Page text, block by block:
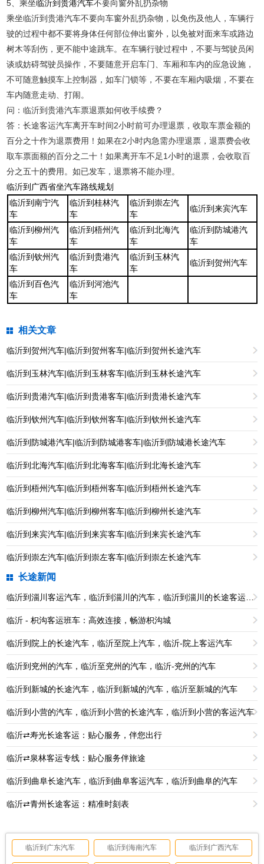
5、乘坐临沂到贵港汽车不要向窗外乱扔杂物
乘坐临沂到贵港汽车不要向车窗外乱扔杂物，以免伤及他人，车辆行
驶的过程中都不要将身体任何部位伸出窗外，以免被对面来车或路边
树木等刮伤，更不能中途跳车。在车辆行驶过程中，不要与驾驶员闲
谈或妨碍驾驶员操作，不要随意开启车门、车厢和车内的应急设施，
不可随意触摸车上控制器，如车门锁等，不要在车厢内吸烟，不要在
车内随意走动、打闹。
问：临沂到贵港汽车票退票如何收手续费？
答：长途客运汽车离开车时间2小时前可办理退票，收取车票金额的
百分之十作为退票费用！如果在2小时内急需办理退票，退票费会收
取车票面额的百分之二十！如果离开车不足1小时的退票，会收取百
分之五十的费用。如已发车，退票将不能办理。
临沂到广西省坐汽车路线规划
临沂到南宁汽
车
临沂到桂林汽
车
临沂到崇左汽
车
临沂到来宾汽车
临沂到柳州汽
车
临沂到梧州汽
车
临沂到北海汽
车
临沂到防城港汽
车
临沂到钦州汽
车
临沂到贵港汽
车
临沂到玉林汽
车
临沂到贺州汽车
临沂到百色汽
车
临沂到河池汽
车
相关文章
临沂到贺州汽车|临沂到贺州客车|临沂到贺州长途汽车
临沂到玉林汽车|临沂到玉林客车|临沂到玉林长途汽车
临沂到贵港汽车|临沂到贵港客车|临沂到贵港长途汽车
临沂到钦州汽车|临沂到钦州客车|临沂到钦州长途汽车
临沂到防城港汽车|临沂到防城港客车|临沂到防城港长途汽车
临沂到北海汽车|临沂到北海客车|临沂到北海长途汽车
临沂到梧州汽车|临沂到梧州客车|临沂到梧州长途汽车
临沂到柳州汽车|临沂到柳州客车|临沂到柳州长途汽车
临沂到来宾汽车|临沂到来宾客车|临沂到来宾长途汽车
临沂到崇左汽车|临沂到崇左客车|临沂到崇左长途汽车
长途新闻
临沂到淄川客运汽车，临沂到淄川的汽车，临沂到淄川的长途客运汽车
临沂 - 枳沟客运班车：高效连接，畅游枳沟城
临沂到院上的长途汽车，临沂至院上汽车，临沂-院上客运汽车
临沂到兖州的汽车，临沂至兖州的汽车，临沂-兖州的汽车
临沂到新城的长途汽车，临沂到新城的汽车，临沂至新城的汽车
临沂到小营的汽车，临沂到小营的长途汽车，临沂到小营的客运汽车
临沂⇄寿光长途客运：贴心服务，伴您出行
临沂⇄泉林客运专线：贴心服务伴旅途
临沂到曲阜长途汽车，临沂到曲阜客运汽车，临沂到曲阜的汽车
临沂⇄青州长途客运：精准时刻表
临沂到广东汽车 临沂到海南汽车 临沂到广西汽车